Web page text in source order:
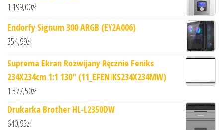
1 199,00zł
Endorfy Signum 300 ARGB (EY2A006)
354,99zł
Suprema Ekran Rozwijany Ręcznie Feniks
234X234cm 1:1 130" (11_EFENIKS234X234MW)
1 577,50zł
Drukarka Brother HL-L2350DW
640,95zł